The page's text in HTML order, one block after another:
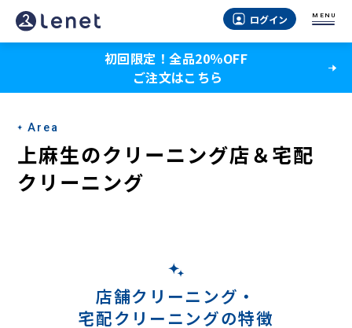
上
麻
の
宅
配
ク
ログイン MENU
初回限定！全品20％OFF
ご注文はこちら
Area
上麻生のクリーニング店＆宅配
クリーニング
店舗クリーニング・
宅配クリーニングの特徴